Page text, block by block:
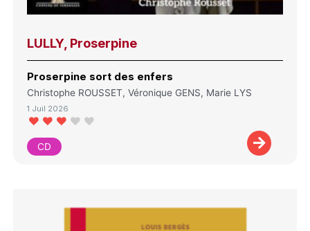
LULLY, Proserpine
Proserpine sort des enfers
Christophe ROUSSET, Véronique GENS, Marie LYS
1 Juil 2026
CD